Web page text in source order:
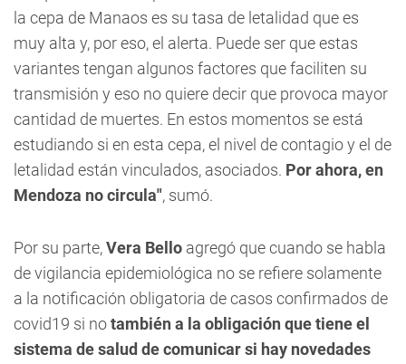
la cepa de Manaos es su tasa de letalidad que es
muy alta y, por eso, el alerta. Puede ser que estas
variantes tengan algunos factores que faciliten su
transmisión y eso no quiere decir que provoca mayor
cantidad de muertes. En estos momentos se está
estudiando si en esta cepa, el nivel de contagio y el de
letalidad están vinculados, asociados. Por ahora, en
Mendoza no circula", sumó.
Por su parte,Vera Bello agregó que cuando se habla
de vigilancia epidemiológica no se refiere solamente
a la notificación obligatoria de casos confirmados de
covid19 si notambién a la obligación que tiene el
sistema de salud de comunicar si hay novedades